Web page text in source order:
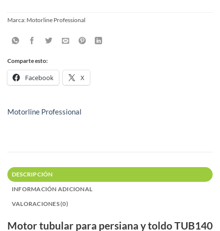
Marca: Motorline Professional
Comparte esto:
Facebook X
Motorline Professional
DESCRIPCIÓN
INFORMACIÓN ADICIONAL
VALORACIONES (0)
Motor tubular para persiana y toldo TUB140